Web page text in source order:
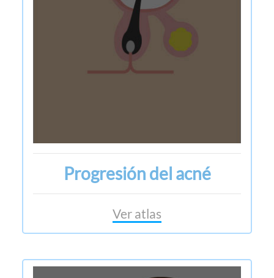
Progresión del acné
Ver atlas